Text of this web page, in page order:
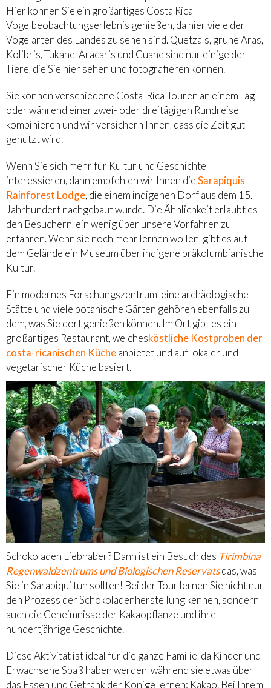
Hier können Sie ein großartiges Costa Rica
Vogelbeobachtungserlebnis genießen, da hier viele der
Vogelarten des Landes zu sehen sind. Quetzals, grüne Aras,
Kolibris, Tukane, Aracaris und Guane sind nur einige der
Tiere, die Sie hier sehen und fotografieren können.
Sie können verschiedene Costa-Rica-Touren an einem Tag
oder während einer zwei- oder dreitägigen Rundreise
kombinieren und wir versichern Ihnen, dass die Zeit gut
genutzt wird.
Wenn Sie sich mehr für Kultur und Geschichte
interessieren, dann empfehlen wir Ihnen dieSarapiquis
Rainforest Lodge, die einem indigenen Dorf aus dem 15.
Jahrhundert nachgebaut wurde. Die Ähnlichkeit erlaubt es
den Besuchern, ein wenig über unsere Vorfahren zu
erfahren. Wenn sie noch mehr lernen wollen, gibt es auf
dem Gelände ein Museum über indigene präkolumbianische
Kultur.
Ein modernes Forschungszentrum, eine archäologische
Stätte und viele botanische Gärten gehören ebenfalls zu
dem, was Sie dort genießen können. Im Ort gibt es ein
großartiges Restaurant, welchesköstliche Kostproben der
costa-ricanischen Kücheanbietet und auf lokaler und
vegetarischer Küche basiert.
Schokoladen Liebhaber? Dann ist ein Besuch des Tirimbina
Regenwaldzentrums und Biologischen Reservatsdas, was
Sie in Sarapiqui tun sollten! Bei der Tour lernen Sie nicht nur
den Prozess der Schokoladenherstellung kennen, sondern
auch die Geheimnisse der Kakaopflanze und ihre
hundertjährige Geschichte.
Diese Aktivität ist ideal für die ganze Familie, da Kinder und
Erwachsene Spaß haben werden, während sie etwas über
das Essen und Getränk der Könige lernen: Kakao. Bei Ihrem